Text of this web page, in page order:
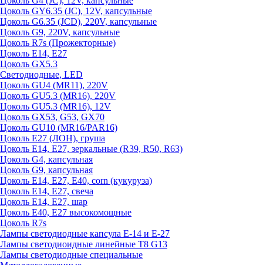
Цоколь GY6.35 (JC), 12V, капсульные
Цоколь G6.35 (JCD), 220V, капсульные
Цоколь G9, 220V, капсульные
Цоколь R7s (Прожекторные)
Цоколь E14, E27
Цоколь GX5.3
Светодиодные, LED
Цоколь GU4 (MR11), 220V
Цоколь GU5.3 (MR16), 220V
Цоколь GU5.3 (MR16), 12V
Цоколь GX53, G53, GX70
Цоколь GU10 (MR16/PAR16)
Цоколь Е27 (ЛОН), груша
Цоколь Е14, Е27, зеркальные (R39, R50, R63)
Цоколь G4, капсульная
Цоколь G9, капсульная
Цоколь Е14, Е27, Е40, corn (кукуруза)
Цоколь Е14, Е27, свеча
Цоколь Е14, Е27, шар
Цоколь Е40, Е27 высокомощные
Цоколь R7s
Лампы светодиодные капсула Е-14 и Е-27
Лампы светодиоидные линейные T8 G13
Лампы светодиодные специальные